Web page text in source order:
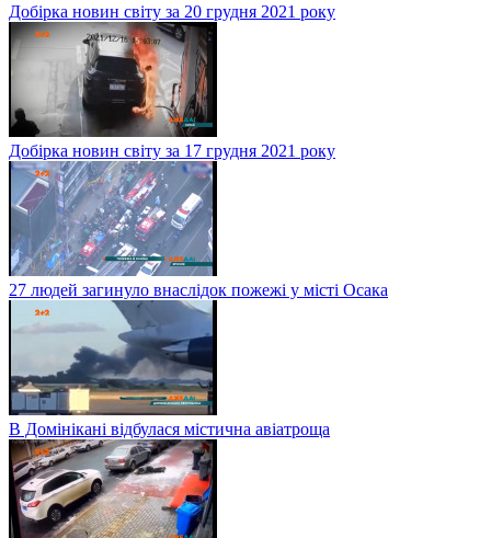
Добірка новин світу за 20 грудня 2021 року
Добірка новин світу за 17 грудня 2021 року
27 людей загинуло внаслідок пожежі у місті Осака
В Домінікані відбулася містична авіатроща